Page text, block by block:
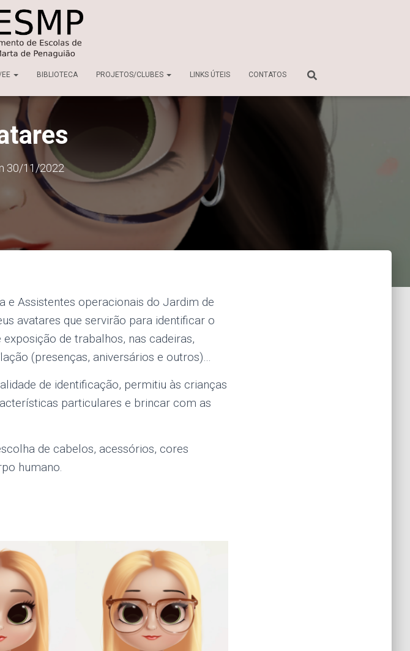
BIBLIOTECA PROJETOS/CLUBES LINKS ÚTEIS CONTATOS
30/11/2022
e Assistentes operacionais do Jardim de
avatares que servirão para identificar o
de trabalhos, nas cadeiras,
(presenças, aniversários e outros)…
de identificação, permitiu às crianças
particulares e brincar com as
de cabelos, acessórios, cores
humano.